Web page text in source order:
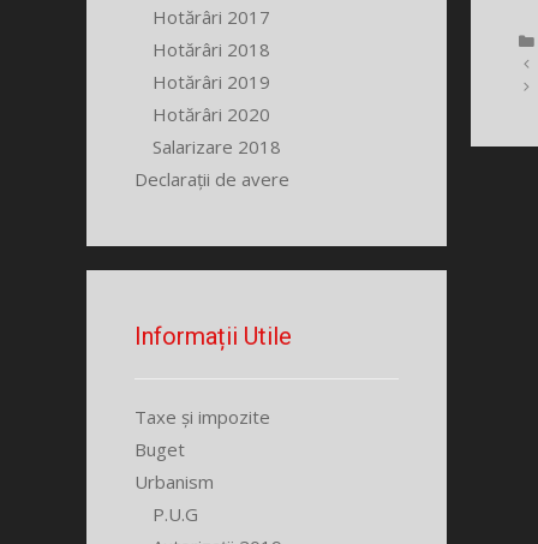
Hotărâri 2017
Hotărâri 2018
Hotărâri 2019
Hotărâri 2020
Salarizare 2018
Declarații de avere
Informații Utile
Taxe și impozite
Buget
Urbanism
P.U.G